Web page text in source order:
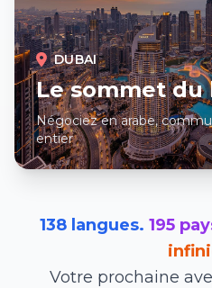
DUBAI
Le sommet du
Négociez en arabe,
entier
138 langues. 195
Votre prochaine